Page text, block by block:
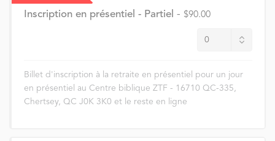
Inscription en présentiel - Partiel - $90.00
Billet d'inscription à la retraite en présentiel pour un jour
en présentiel au Centre biblique ZTF - 16710 QC-335,
Chertsey, QC J0K 3K0 et le reste en ligne